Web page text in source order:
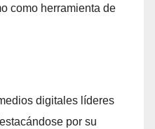
como herramienta de
digitales líderes
por su